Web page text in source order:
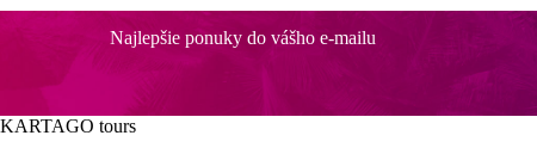
Najlepšie ponuky do vášho e-mailu
KARTAGO tours